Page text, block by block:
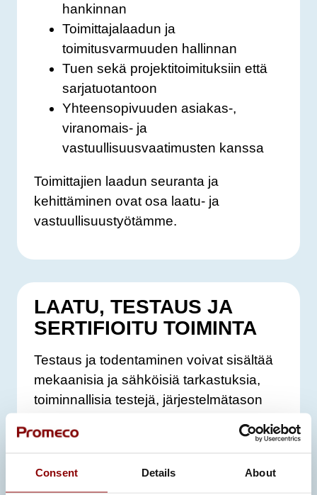
Consent Details About
hankinnan
Toimittajalaadun ja
toimitusvarmuuden hallinnan
Tuen sekä projektitoimituksiin että
sarjatuotantoon
Yhteensopivuuden asiakas-,
viranomais- ja
vastuullisuusvaatimusten kanssa
Toimittajien laadun seuranta ja
kehittäminen ovat osa laatu- ja
vastuullisuustyötämme.
LAATU, TESTAUS JA
SERTIFIOITU TOIMINTA
Testaus ja todentaminen voivat sisältää
mekaanisia ja sähköisiä tarkastuksia,
toiminnallisia testejä, järjestelmätason
(Factory Acceptance Testing) sekä
testituloksineen. Kun testaus tehdään